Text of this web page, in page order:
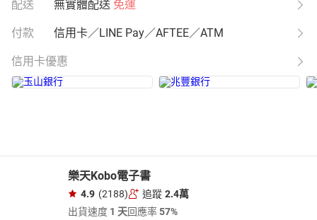
配送 無實體配送 免運
付款 信用卡／LINE Pay／AFTEE／ATM
信用卡優惠
樂天Kobo電子書
4.9 (2188) 追蹤 2.4萬
出貨速度 1 天回應率57%